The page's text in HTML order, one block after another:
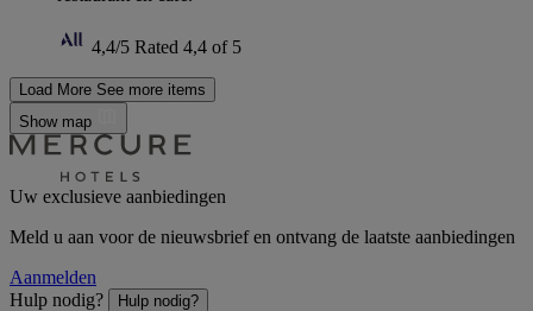
4,4/5 Rated 4,4 of 5
Load More See more items
Show map
Uw exclusieve aanbiedingen
Meld u aan voor de nieuwsbrief en ontvang de laatste aanbiedingen
Aanmelden
Hulp nodig?
Hulp nodig?